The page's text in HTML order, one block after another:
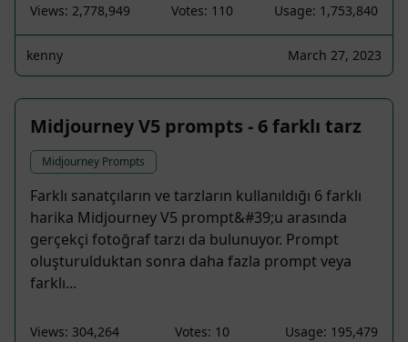
Views: 2,778,949 Votes: 110 Usage: 1,753,840
kenny March 27, 2023
Midjourney V5 prompts - 6 farklı tarz
Midjourney Prompts
Farklı sanatçıların ve tarzların kullanıldığı 6 farklı
harika Midjourney V5 prompt&#39;u arasında
gerçekçi fotoğraf tarzı da bulunuyor. Prompt
oluşturulduktan sonra daha fazla prompt veya
farklı...
Views: 304,264 Votes: 10 Usage: 195,479